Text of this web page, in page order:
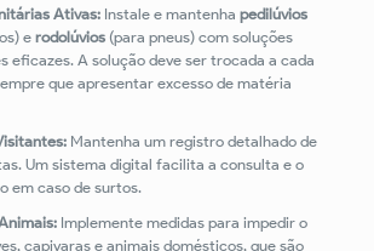
Ativas:Instale e mantenha pedilúvios
e rodolúvios(para pneus) com soluções
eficazes. A solução deve ser trocada a cada
que apresentar excesso de matéria
Mantenha um registro detalhado de
Um sistema digital facilita a consulta e o
em caso de surtos.
Implemente medidas para impedir o
capivaras e animais domésticos, que são